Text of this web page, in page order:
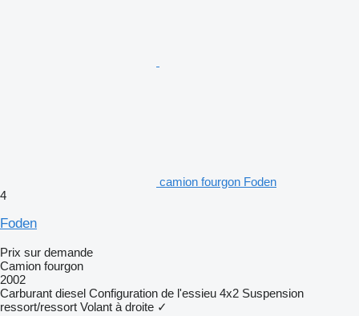
camion fourgon Foden
4
Foden
Prix sur demande
Camion fourgon
2002
Carburant diesel Configuration de l'essieu 4x2 Suspension
ressort/ressort Volant à droite ✓